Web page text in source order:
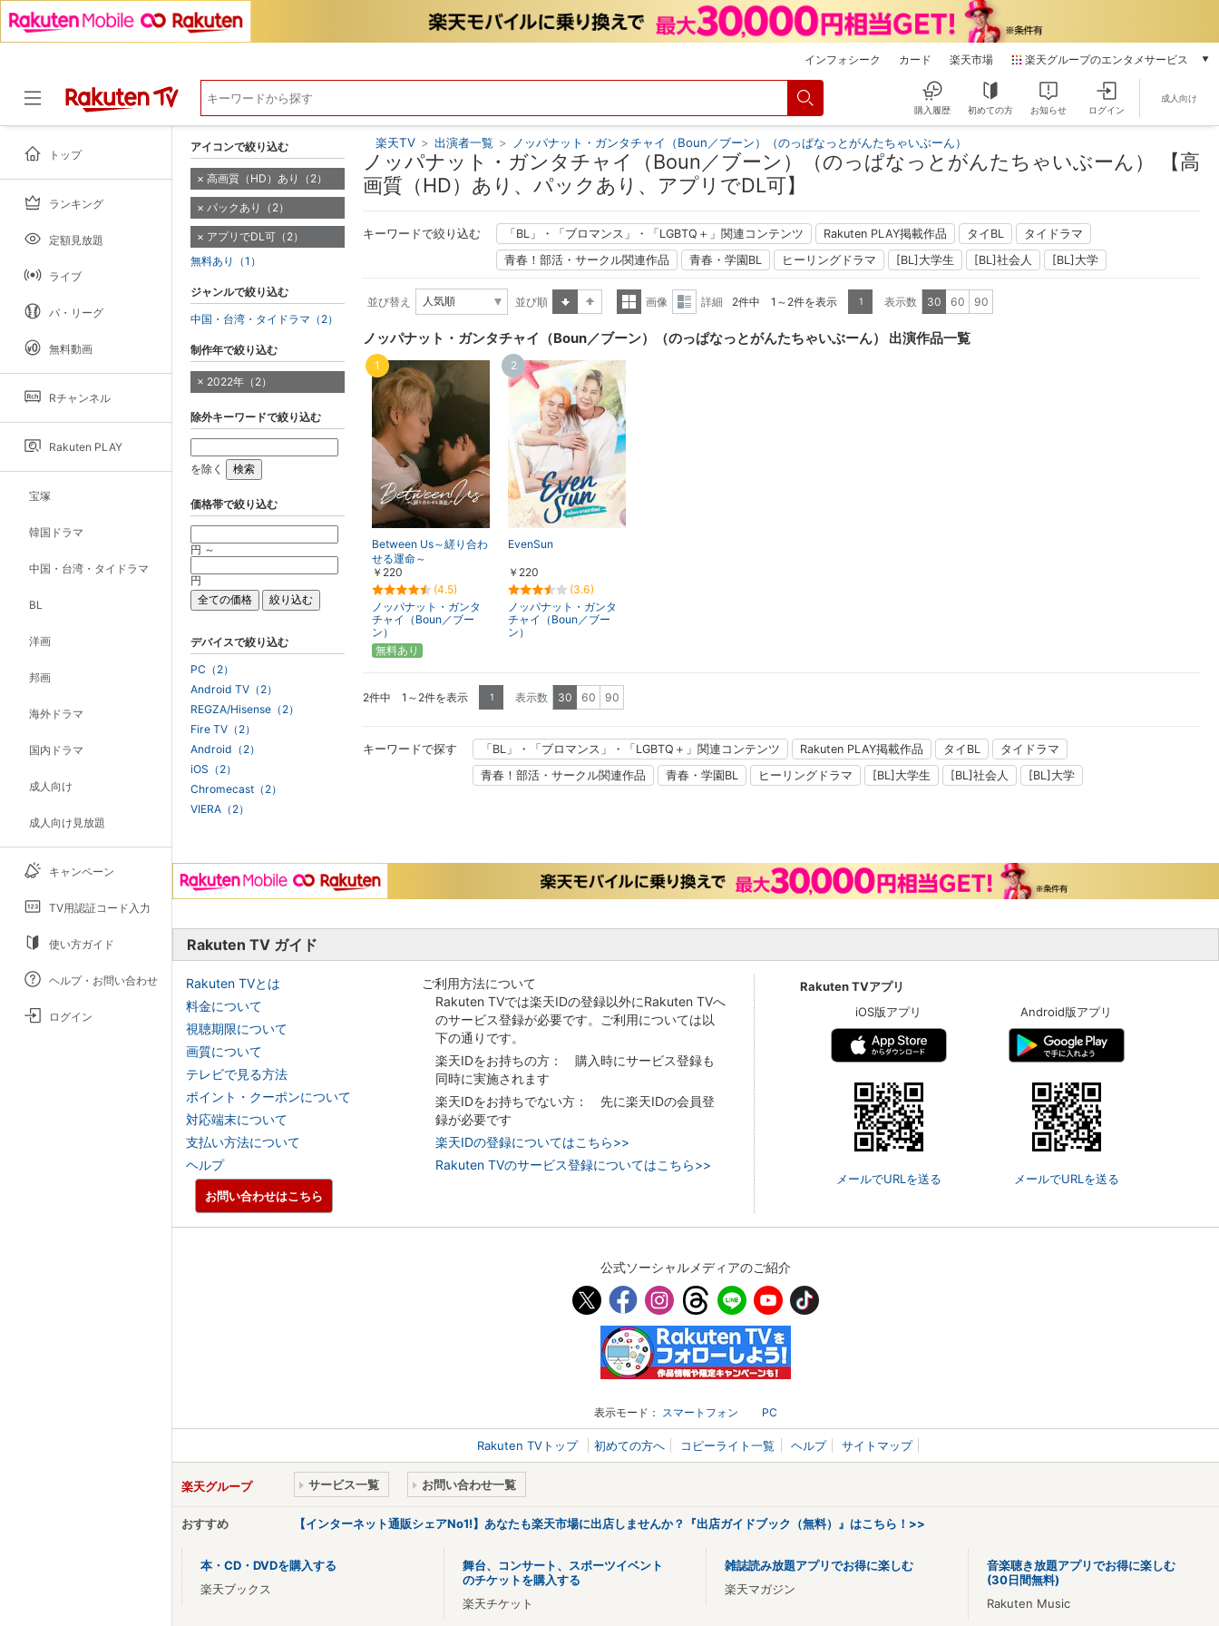
インフォシーク カード 楽天市場 楽天グループのエンタメサービス
本/ゲーム/CD/DVD
電子書籍
楽天マガジン
音楽配信
動画配信
購入履歴 初めての方 お知らせ ログイン
成人向け
トップ
ランキング
定額見放題
ライブ
パ・リーグ
無料動画
Rチャンネル
Rakuten PLAY
宝塚
韓国ドラマ
中国・台湾・タイドラマ
BL
洋画
邦画
海外ドラマ
国内ドラマ
成人向け
成人向け見放題
キャンペーン
TV用認証コード入力
使い方ガイド
ヘルプ・お問い合わせ
ログイン
楽天TV > 出演者一覧 > ノッパナット・ガンタチャイ（Boun／ブーン）（のっぱなっとがんたちゃいぶーん）
ノッパナット・ガンタチャイ（Boun／ブーン）（のっぱなっとがんたちゃいぶーん） 【高
画質（HD）あり、パックあり、アプリでDL可】
キーワードで絞り込む 「BL」・「ブロマンス」・「LGBTQ＋」関連コンテンツ Rakuten PLAY掲載作品 タイBL
タイドラマ
青春！部活・サークル関連作品
青春・学園BL ヒーリングドラマ [BL]大学生 [BL]社会人 [BL]大学
並び替え
並び順
画像
表示
詳細 2件中 1～2件を表示 1 表示数 30 60 90
ノッパナット・ガンタチャイ（Boun／ブーン）（のっぱなっとがんたちゃいぶーん） 出演作品一覧
Between Us～縒り合わ
せる運命～
￥220
(4.5)
ノッパナット・ガンタ
チャイ（Boun／ブー
ン）
1
無料あり
EvenSun
￥220
(3.6)
ノッパナット・ガンタ
チャイ（Boun／ブー
ン）
2
2件中 1～2件を表示 1 表示数 30 60 90
キーワードで探す 「BL」・「ブロマンス」・「LGBTQ＋」関連コンテンツ Rakuten PLAY掲載作品 タイBL
タイドラマ
青春！部活・サークル関連作品
青春・学園BL ヒーリングドラマ [BL]大学生 [BL]社会人 [BL]大学
アイコンで絞り込む
高画質（HD）あり（2）
パックあり（2）
アプリでDL可（2）
無料あり（1）
ジャンルで絞り込む
中国・台湾・タイドラマ（2）
制作年で絞り込む
2022年（2）
除外キーワードで絞り込む
を除く
価格帯で絞り込む
円 ～
円
デバイスで絞り込む
PC（2）
Android TV（2）
REGZA/Hisense（2）
Fire TV（2）
Android（2）
iOS（2）
Chromecast（2）
VIERA（2）
Rakuten TV ガイド
Rakuten TVとは
料金について
視聴期限について
画質について
テレビで見る方法
ポイント・クーポンについて
対応端末について
支払い方法について
ヘルプ
ご利用方法について
Rakuten TVでは楽天IDの登録以外にRakuten TVへ
のサービス登録が必要です。ご利用については以
下の通りです。
楽天IDをお持ちの方： 購入時にサービス登録も
同時に実施されます
楽天IDをお持ちでない方： 先に楽天IDの会員登
録が必要です
楽天IDの登録についてはこちら>>
Rakuten TVのサービス登録についてはこちら>>
Rakuten TVアプリ
iOS版アプリ
メールでURLを送る
Android版アプリ
メールでURLを送る
お問い合わせはこちら
公式ソーシャルメディアのご紹介
表示モード： スマートフォン PC
Rakuten TVトップ 初めての方へ コピーライト一覧 ヘルプ サイトマップ
楽天グループ サービス一覧 お問い合わせ一覧
おすすめ 【インターネット通販シェアNo1!】あなたも楽天市場に出店しませんか？『出店ガイドブック（無料）』はこちら！>>
本・CD・DVDを購入する
楽天ブックス
舞台、コンサート、スポーツイベント
のチケットを購入する
楽天チケット
雑誌読み放題アプリでお得に楽しむ
楽天マガジン
音楽聴き放題アプリでお得に楽しむ
(30日間無料)
Rakuten Music